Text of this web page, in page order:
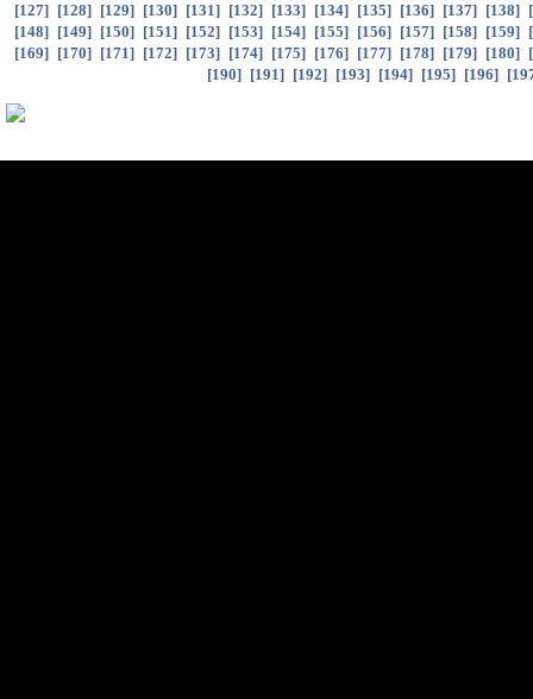
[127] [128] [129] [130] [131] [132] [133] [134] [135] [136] [137] [138] [
[148] [149] [150] [151] [152] [153] [154] [155] [156] [157] [158] [159] [
[169] [170] [171] [172] [173] [174] [175] [176] [177] [178] [179] [180] [
[190] [191] [192] [193] [194] [195] [196] [